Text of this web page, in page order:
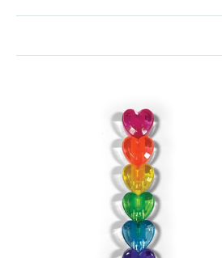
Bij Milk Bar vind je een